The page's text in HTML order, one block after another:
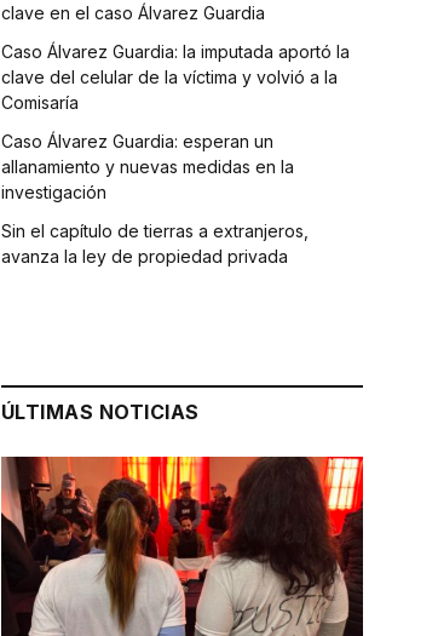
clave en el caso Álvarez Guardia
Caso Álvarez Guardia: la imputada aportó la
clave del celular de la víctima y volvió a la
Comisaría
Caso Álvarez Guardia: esperan un
allanamiento y nuevas medidas en la
investigación
Sin el capítulo de tierras a extranjeros,
avanza la ley de propiedad privada
ÚLTIMAS NOTICIAS